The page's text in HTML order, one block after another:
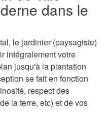
dans le
le jardinier (paysagiste)
intégralement votre
jusqu'à la plantation
se fait en fonction
respect des
la terre, etc) et de vos